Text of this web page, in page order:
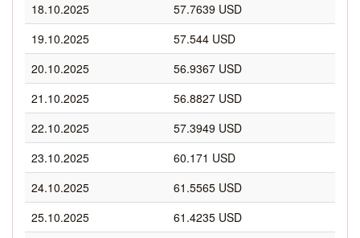
18.10.2025
57.7639 USD
19.10.2025
57.544 USD
20.10.2025
56.9367 USD
21.10.2025
56.8827 USD
22.10.2025
57.3949 USD
23.10.2025
60.171 USD
24.10.2025
61.5565 USD
25.10.2025
61.4235 USD